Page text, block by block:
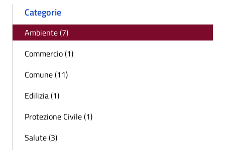
Categorie
Ambiente (7)
Commercio (1)
Comune (11)
Edilizia (1)
Protezione Civile (1)
Salute (3)